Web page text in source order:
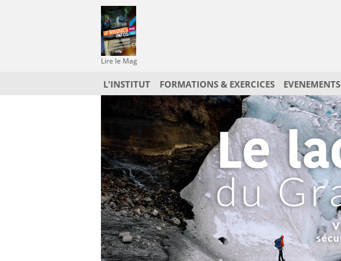
Lire le Mag
L'INSTITUT FORMATIONS & EXERCICES EVENEMENTS